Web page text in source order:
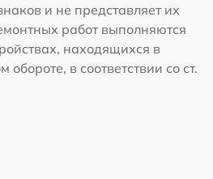
и не представляет их
работ выполняются
находящихся в
в соответствии со ст.